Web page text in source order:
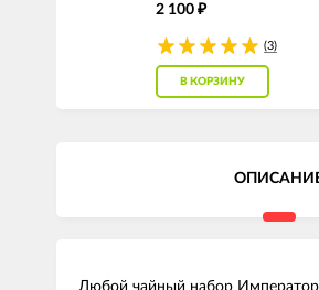
2 100 ₽
(3)
В КОРЗИНУ
Любой чайный набор